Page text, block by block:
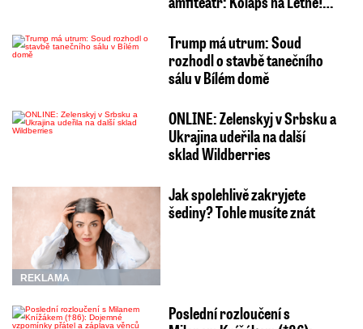
Trump má utrum: Soud
rozhodl o stavbě tanečního
sálu v Bílém domě
ONLINE: Zelenskyj v Srbsku a
Ukrajina udeřila na další
sklad Wildberries
REKLAMA
Jak spolehlivě zakryjete
šediny? Tohle musíte znát
Poslední rozloučení s